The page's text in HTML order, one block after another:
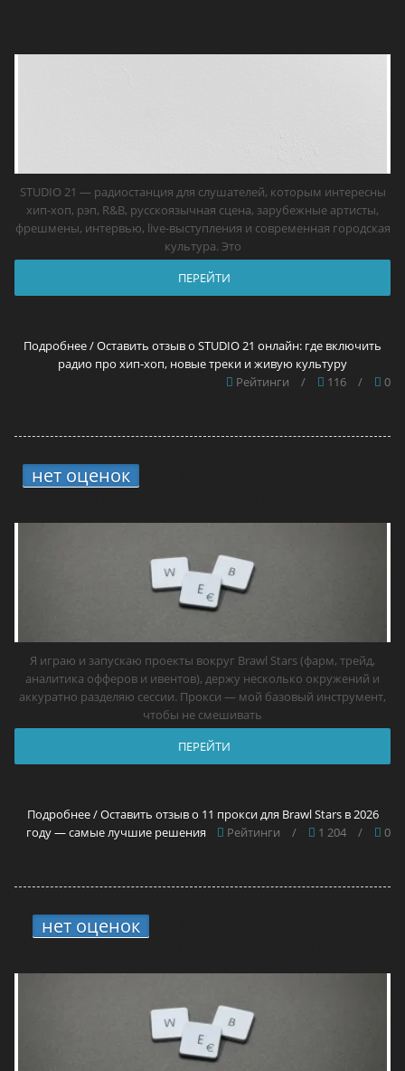
STUDIO 21 — радиостанция для слушателей, которым интересны
хип-хоп, рэп, R&B, русскоязычная сцена, зарубежные артисты,
фрешмены, интервью, live-выступления и современная городская
культура. Это
ПЕРЕЙТИ
Подробнее / Оставить отзыв о STUDIO 21 онлайн: где включить
радио про хип-хоп, новые треки и живую культуру
Рейтинги
/ 116 / 0
нет оценок
Я играю и запускаю проекты вокруг Brawl Stars (фарм, трейд,
аналитика офферов и ивентов), держу несколько окружений и
аккуратно разделяю сессии. Прокси — мой базовый инструмент,
чтобы не смешивать
ПЕРЕЙТИ
Подробнее / Оставить отзыв о 11 прокси для Brawl Stars в 2026
году — самые лучшие решения
Рейтинги / 1 204 / 0
нет оценок